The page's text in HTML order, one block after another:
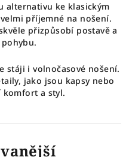
alternativu ke klasickým
příjemné na nošení.
přizpůsobí postavě a
stáji i volnočasové nošení.
jako jsou kapsy nebo
komfort a styl.